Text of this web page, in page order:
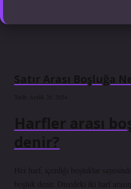
Satır Arası Boşluğa
Tarih: Aralık 28, 2024
Harfler arası
denir?
Her harf, içerdiği boşluklar
boşluk denir. Dizedeki iki harf